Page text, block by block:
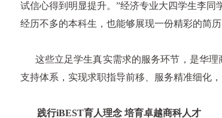
试信心得到明显提升。”经济专业大四学生李
经历不多的本科生，也能够展现一份精彩的简
这些立足学生真实需求的服务环节，是华理
支持体系，实现求职指导前移、服务精准细化
践行iBEST育人理念 培育卓越商科人才